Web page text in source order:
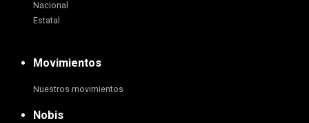
Nacional
Estatal
Movimientos
Nuestros movimientos
Nobis